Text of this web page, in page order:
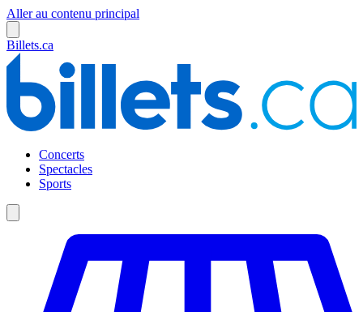
Aller au contenu principal
Billets.ca
Concerts
Spectacles
Sports